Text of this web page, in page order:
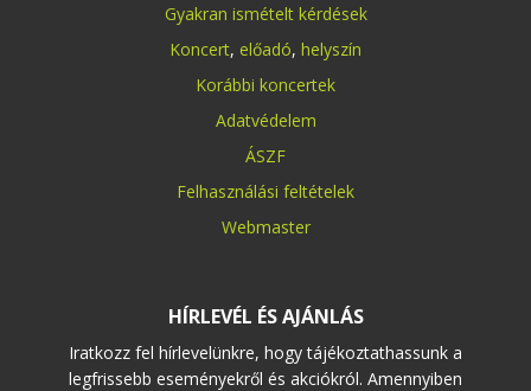
Gyakran ismételt kérdések
Koncert, előadó, helyszín
Korábbi koncertek
Adatvédelem
ÁSZF
Felhasználási feltételek
Webmaster
HÍRLEVÉL ÉS AJÁNLÁS
Iratkozz fel hírlevelünkre, hogy tájékoztathassunk a
legfrissebb eseményekről és akciókról. Amennyiben